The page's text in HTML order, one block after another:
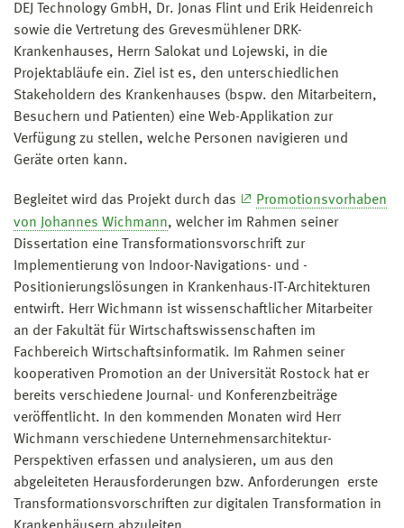
DEJ Technology GmbH, Dr. Jonas Flint und Erik Heidenreich
sowie die Vertretung des Grevesmühlener DRK-
Krankenhauses, Herrn Salokat und Lojewski, in die
Projektabläufe ein. Ziel ist es, den unterschiedlichen
Stakeholdern des Krankenhauses (bspw. den Mitarbeitern,
Besuchern und Patienten) eine Web-Applikation zur
Verfügung zu stellen, welche Personen navigieren und
Geräte orten kann.
Begleitet wird das Projekt durch das
Promotionsvorhaben
von Johannes Wichmann, welcher im Rahmen seiner
Dissertation eine Transformationsvorschrift zur
Implementierung von Indoor-Navigations- und -
Positionierungslösungen in Krankenhaus-IT-Architekturen
entwirft. Herr Wichmann ist wissenschaftlicher Mitarbeiter
an der Fakultät für Wirtschaftswissenschaften im
Fachbereich Wirtschaftsinformatik. Im Rahmen seiner
kooperativen Promotion an der Universität Rostock hat er
bereits verschiedene Journal- und Konferenzbeiträge
veröffentlicht. In den kommenden Monaten wird Herr
Wichmann verschiedene Unternehmensarchitektur-
Perspektiven erfassen und analysieren, um aus den
abgeleiteten Herausforderungen bzw. Anforderungen erste
Transformationsvorschriften zur digitalen Transformation in